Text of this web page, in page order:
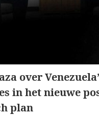
over
in het nieuwe
plan